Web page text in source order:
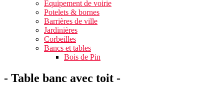
Équipement de voirie
Potelets & bornes
Barrières de ville
Jardinières
Corbeilles
Bancs et tables
Bois de Pin
- Table banc avec toit -